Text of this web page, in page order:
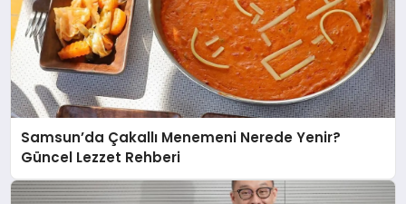
Samsun’da Çakallı Menemeni Nerede Yenir?
Güncel Lezzet Rehberi